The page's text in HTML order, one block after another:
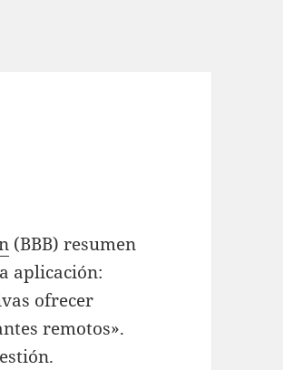
(BBB) resumen
aplicación:
ofrecer
remotos».